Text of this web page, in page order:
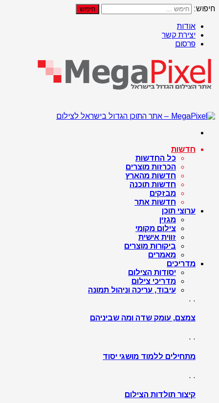
חיפוש:
אודות
יצירת קשר
פרסום
חדשות
כל החדשות
הכרזות מוצרים
חדשות מהארץ
חדשות תוכנה
מבזקים
חדשות אתר
ערוצי תוכן
מגזין
צילום מקומי
זווית אישית
ביקורות מוצרים
מאמרים
מדריכים
יסודות הצילום
מדריכי צילום
עיבוד, עריכה וניהול תמונה
. .
צמצם, עומק שדה ומה שביניהם
. .
מתחילים ללמוד מושגי יסוד
. .
קיצור תולדות הצילום